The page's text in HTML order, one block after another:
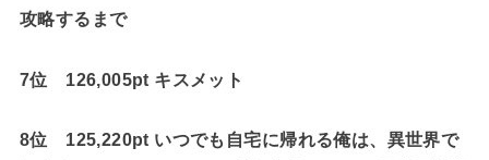
攻略するまで
7位 126,005pt キスメット
8位 125,220pt いつでも自宅に帰れる俺は、異世界で